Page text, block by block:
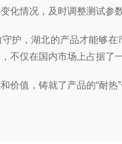
化情况，及时调整测试参
，湖北的产品才能够在
不仅在国内市场上占据了
值，铸就了产品的“耐热